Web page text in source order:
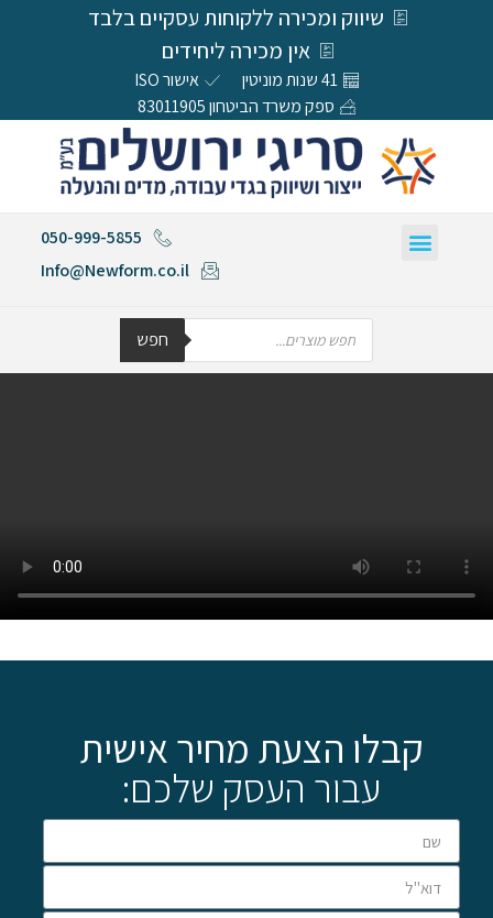
שיווק ומכירה ללקוחות עסקיים בלבד
אין מכירה ליחידים
41 שנות מוניטין
אישור ISO
ספק משרד הביטחון 83011905
050-999-5855
Info@Newform.co.il
חפש
קבלו הצעת מחיר אישית
עבור העסק שלכם: